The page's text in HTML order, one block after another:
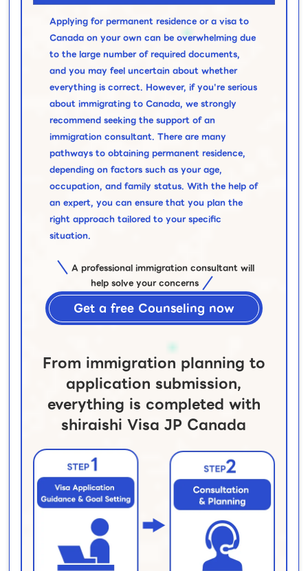
Applying for permanent residence or a visa to
Canada on your own can be overwhelming due
to the large number of required documents,
and you may feel uncertain about whether
everything is correct. However, if you're serious
about immigrating to Canada, we strongly
recommend seeking the support of an
immigration consultant. There are many
pathways to obtaining permanent residence,
depending on factors such as your age,
occupation, and family status. With the help of
an expert, you can ensure that you plan the
right approach tailored to your specific
situation.
A professional immigration consultant will
help solve your concerns
Get a free Counseling now
From immigration planning to
application submission,
everything is completed with
shiraishi Visa JP Canada